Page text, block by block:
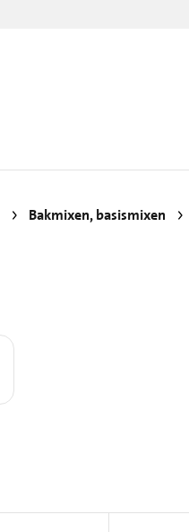
Bakmixen, basismixen